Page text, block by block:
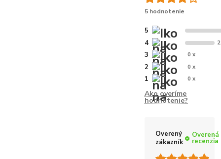
5 hodnotenie
5
4
3 0 x
2 0 x
1 0 x
Ako overíme
hodnotenie?
Overený
zákazník
Overená
recenzia